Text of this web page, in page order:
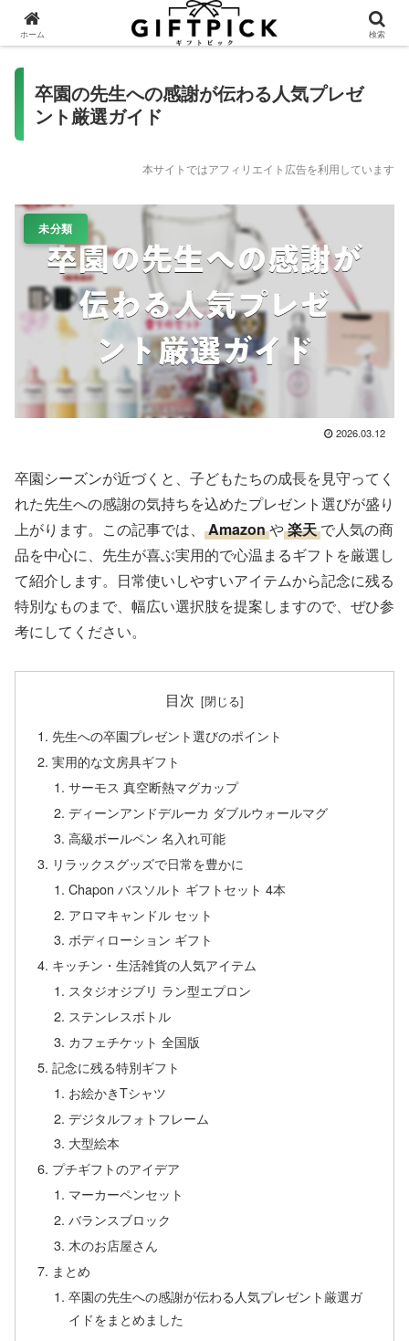
卒園の先生への感謝が伝わる人気プレゼ
ント厳選ガイド
本サイトではアフィリエイト広告を利用しています
未分類
2026.03.12
卒園シーズンが近づくと、子どもたちの成長を見守ってく
れた先生への感謝の気持ちを込めたプレゼント選びが盛り
上がります。この記事では、
Amazonや楽天 で人気の商
品を中心に、先生が喜ぶ実用的で心温まるギフトを厳選し
て紹介します。日常使いしやすいアイテムから記念に残る
特別なものまで、幅広い選択肢を提案しますので、ぜひ参
考にしてください。
目次
先生への卒園プレゼント選びのポイント
実用的な文房具ギフト
サーモス 真空断熱マグカップ
ディーンアンドデルーカ ダブルウォールマグ
高級ボールペン 名入れ可能
リラックスグッズで日常を豊かに
Chapon バスソルト ギフトセット 4本
アロマキャンドル セット
ボディローション ギフト
キッチン・生活雑貨の人気アイテム
スタジオジブリ ラン型エプロン
ステンレスボトル
カフェチケット 全国版
記念に残る特別ギフト
お絵かきTシャツ
デジタルフォトフレーム
大型絵本
プチギフトのアイデア
マーカーペンセット
バランスブロック
木のお店屋さん
まとめ
卒園の先生への感謝が伝わる人気プレゼント厳選ガ
イドをまとめました
ホーム 検索